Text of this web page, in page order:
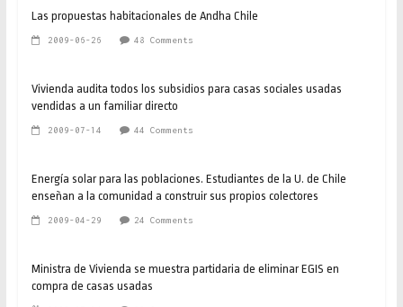
Las propuestas habitacionales de Andha Chile
2009-06-26 48 Comments
Vivienda audita todos los subsidios para casas sociales usadas
vendidas a un familiar directo
2009-07-14 44 Comments
Energía solar para las poblaciones. Estudiantes de la U. de Chile
enseñan a la comunidad a construir sus propios colectores
2009-04-29 24 Comments
Ministra de Vivienda se muestra partidaria de eliminar EGIS en
compra de casas usadas